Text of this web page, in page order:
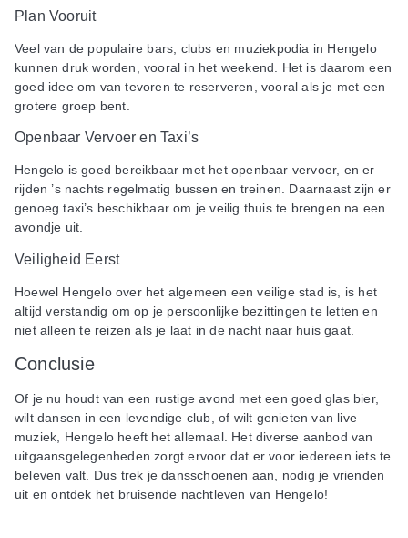
Plan Vooruit
Veel van de populaire bars, clubs en muziekpodia in Hengelo
kunnen druk worden, vooral in het weekend. Het is daarom een
goed idee om van tevoren te reserveren, vooral als je met een
grotere groep bent.
Openbaar Vervoer en Taxi’s
Hengelo is goed bereikbaar met het openbaar vervoer, en er
rijden ’s nachts regelmatig bussen en treinen. Daarnaast zijn er
genoeg taxi’s beschikbaar om je veilig thuis te brengen na een
avondje uit.
Veiligheid Eerst
Hoewel Hengelo over het algemeen een veilige stad is, is het
altijd verstandig om op je persoonlijke bezittingen te letten en
niet alleen te reizen als je laat in de nacht naar huis gaat.
Conclusie
Of je nu houdt van een rustige avond met een goed glas bier,
wilt dansen in een levendige club, of wilt genieten van live
muziek, Hengelo heeft het allemaal. Het diverse aanbod van
uitgaansgelegenheden zorgt ervoor dat er voor iedereen iets te
beleven valt. Dus trek je dansschoenen aan, nodig je vrienden
uit en ontdek het bruisende nachtleven van Hengelo!